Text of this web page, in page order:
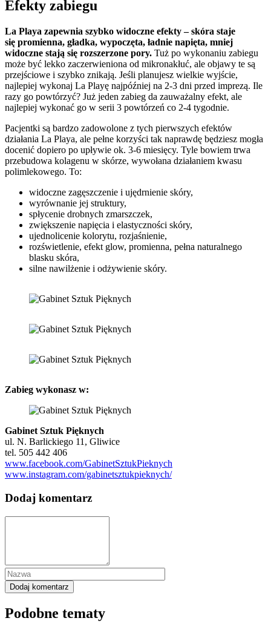
Efekty zabiegu
La Playa zapewnia szybko widoczne efekty – skóra staje
się promienna, gładka, wypoczęta, ładnie napięta, mniej
widoczne stają się rozszerzone pory. Tuż po wykonaniu zabiegu
może być lekko zaczerwieniona od mikronakłuć, ale objawy te są
przejściowe i szybko znikają. Jeśli planujesz wielkie wyjście,
najlepiej wykonaj La Playę najpóźniej na 2-3 dni przed imprezą. Ile
razy go powtórzyć? Już jeden zabieg da zauważalny efekt, ale
najlepiej wykonać go w serii 3 powtórzeń co 2-4 tygodnie.
Pacjentki są bardzo zadowolone z tych pierwszych efektów
działania La Playa, ale pełne korzyści tak naprawdę będziesz mogła
docenić dopiero po upływie ok. 3-6 miesięcy. Tyle bowiem trwa
przebudowa kolagenu w skórze, wywołana działaniem kwasu
polimlekowego. To:
widoczne zagęszczenie i ujędrnienie skóry,
wyrównanie jej struktury,
spłycenie drobnych zmarszczek,
zwiększenie napięcia i elastyczności skóry,
ujednolicenie kolorytu, rozjaśnienie,
rozświetlenie, efekt glow, promienna, pełna naturalnego
blasku skóra,
silne nawilżenie i odżywienie skóry.
Zabieg wykonasz w:
Gabinet Sztuk Pięknych
ul. N. Barlickiego 11, Gliwice
tel. 505 442 406
www.facebook.com/GabinetSztukPieknych
www.instagram.com/gabinetsztukpieknych/
Dodaj komentarz
Podobne tematy